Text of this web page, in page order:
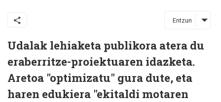
Entzun
Udalak lehiaketa publikora atera du
eraberritze-proiektuaren idazketa.
Aretoa "optimizatu" gura dute, eta
haren edukiera "ekitaldi motaren